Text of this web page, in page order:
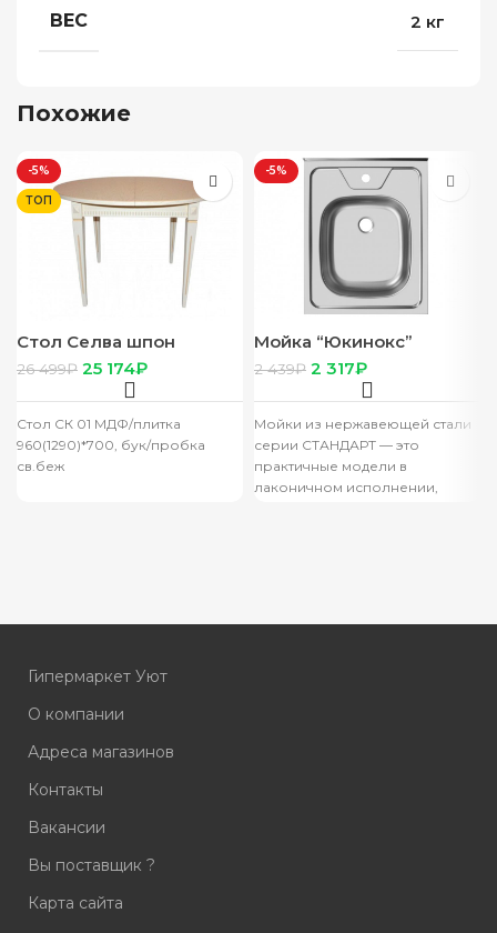
ВЕС 2 кг
Похожие
-5%
ТОП
Стол Селва шпон
1400(1780)*960 ЛАТТЕ
(столешница +ноги)
26 499₽ 25 174₽
Стол СК 01 МДФ/плитка
960(1290)*700, бук/пробка
св.беж
-5%
Мойка “Юкинокс”
Стандарт STD500.600 –
5C выпуск СКМ. крепеж
КНМ
2 439₽ 2 317₽
Мойки из нержавеющей стали
серии СТАНДАРТ — это
практичные модели в
лаконичном исполнении,
Гипермаркет Уют
О компании
Адреса магазинов
Контакты
Вакансии
Вы поставщик ?
Карта сайта